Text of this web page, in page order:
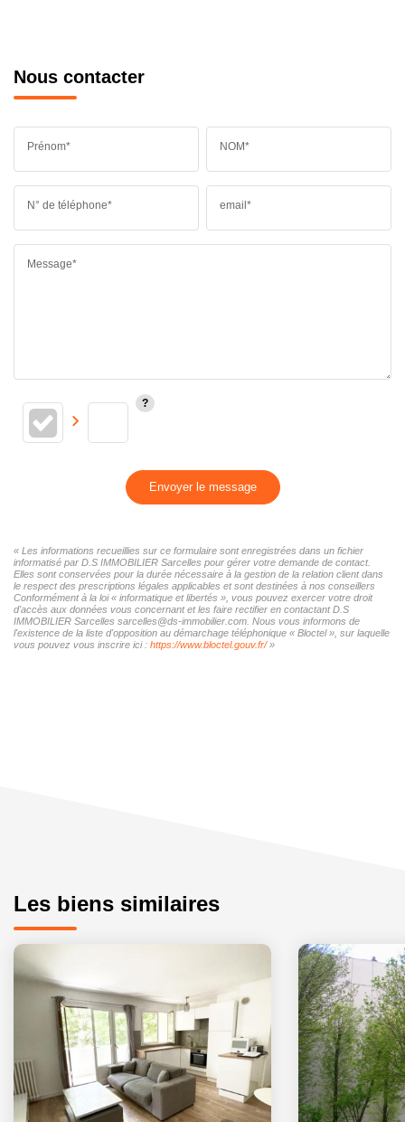
Nous contacter
Prénom* NOM*
N° de téléphone* email*
Message*
Envoyer le message
« Les informations recueillies sur ce formulaire sont enregistrées dans un fichier
informatisé par D.S IMMOBILIER Sarcelles pour gérer votre demande de contact.
Elles sont conservées pour la durée nécessaire à la gestion de la relation client dans
le respect des prescriptions légales applicables et sont destinées à nos conseillers
Conformément à la loi « informatique et libertés », vous pouvez exercer votre droit
d'accès aux données vous concernant et les faire rectifier en contactant D.S
IMMOBILIER Sarcelles sarcelles@ds-immobilier.com. Nous vous informons de
l'existence de la liste d'opposition au démarchage téléphonique « Bloctel », sur laquelle
vous pouvez vous inscrire ici : https://www.bloctel.gouv.fr/»
Les biens similaires